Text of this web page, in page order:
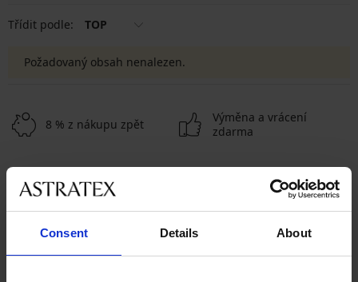
Consent Details About
Třídit podle: TOP
Požadovaný obsah nenalezen.
8 % z nákupu zpět
Výměna a vrácení
zdarma
Výhodné poštovné